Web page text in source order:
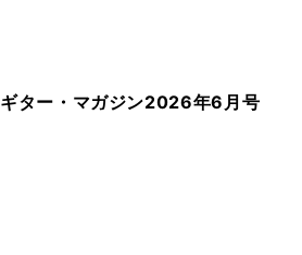
ギター・マガジン2026年6月号